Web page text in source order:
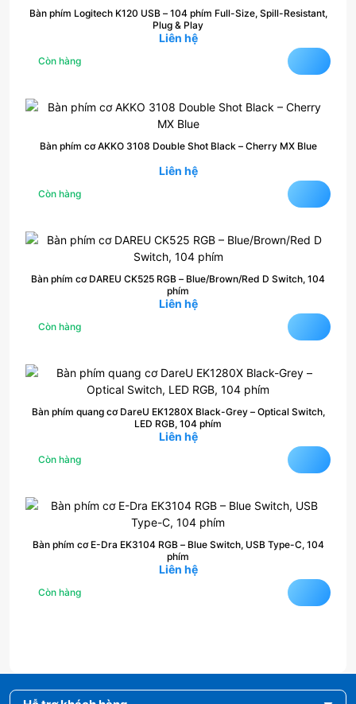
Bàn phím Logitech K120 USB – 104 phím Full-Size, Spill-Resistant,
Plug & Play
Liên hệ
Còn hàng
Bàn phím cơ AKKO 3108 Double Shot Black – Cherry MX Blue
Liên hệ
Còn hàng
Bàn phím cơ DAREU CK525 RGB – Blue/Brown/Red D Switch, 104
phím
Liên hệ
Còn hàng
Bàn phím quang cơ DareU EK1280X Black-Grey – Optical Switch,
LED RGB, 104 phím
Liên hệ
Còn hàng
Bàn phím cơ E-Dra EK3104 RGB – Blue Switch, USB Type-C, 104
phím
Liên hệ
Còn hàng